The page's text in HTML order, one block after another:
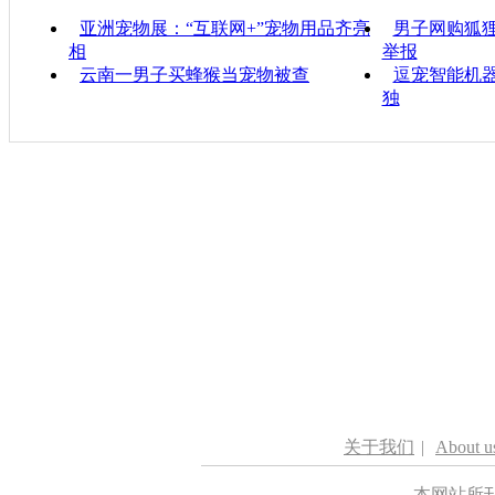
亚洲宠物展：“互联网+”宠物用品齐亮
相
男子网购狐
举报
云南一男子买蜂猴当宠物被查
逗宠智能机
独
关于我们 | About